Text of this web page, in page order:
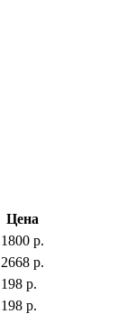
Цена
1800 р.
2668 р.
198 р.
198 р.